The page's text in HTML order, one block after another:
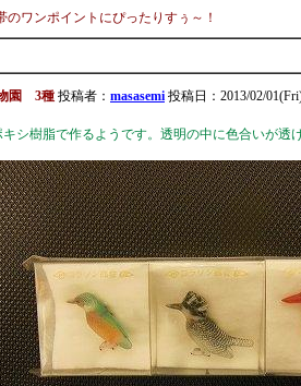
のワンポイントにぴったりすぅ～！
園 3種 投稿者： masasemi 投稿日：2013/02/
キシ樹脂で作るようです。透明の中に色合いが透